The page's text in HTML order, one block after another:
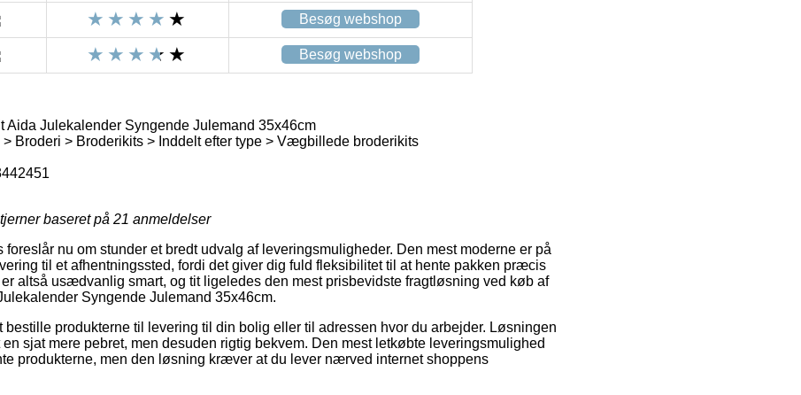
Besøg webshop
Besøg webshop
Aida Julekalender Syngende Julemand 35x46cm
> Broderi > Broderikits > Inddelt efter type > Vægbillede broderikits
baseret på 21 anmeldelser
foreslår nu om stunder et bredt udvalg af leveringsmuligheder. Den mest moderne er på
til et afhentningssted, fordi det giver dig fuld fleksibilitet til at hente pakken præcis
altså usædvanlig smart, og tit ligeledes den mest prisbevidste fragtløsning ved køb af
Syngende Julemand 35x46cm.
produkterne til levering til din bolig eller til adressen hvor du arbejder. Løsningen
sjat mere pebret, men desuden rigtig bekvem. Den mest letkøbte leveringsmulighed
produkterne, men den løsning kræver at du lever nærved internet shoppens